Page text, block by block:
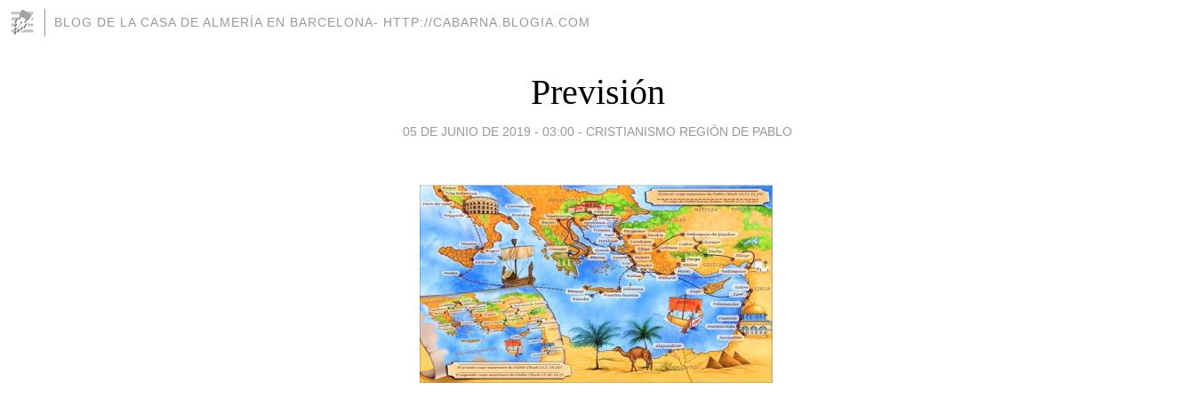
BLOG DE LA CASA DE ALMERÍA EN BARCELONA- HTTP://CABARNA.BLOGIA.COM
Previsión
05 DE JUNIO DE 2019 - 03:00 - CRISTIANISMO REGIÓN DE PABLO